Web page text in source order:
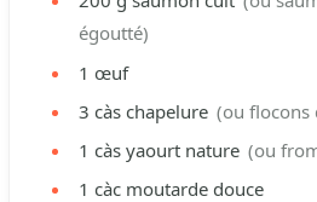
égoutté)
1 œuf
3 càs chapelure (ou flocons
1 càs yaourt nature (ou
1 càc moutarde douce